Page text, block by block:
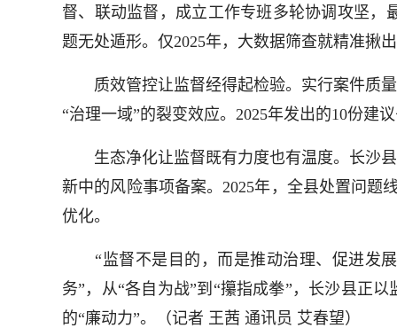
督、联动监督，成立工作专班多轮协调攻坚，
题无处遁形。仅2025年，大数据筛查就精准揪
质效管控让监督经得起检验。实行案件质量
“治理一域”的裂变效应。2025年发出的10份建
生态净化让监督既有力度也有温度。长沙县
新中的风险事项备案。2025年，全县处置问题
优化。
“监督不是目的，而是推动治理、促进发展
务”，从“各自为战”到“攥指成拳”，长沙县正
的“廉动力”。（记者 王茜 通讯员 艾春望）